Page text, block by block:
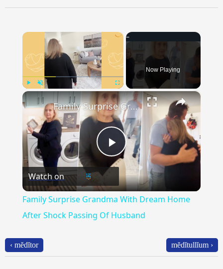
×
Fullscreen
Now Playing
×
Play
Video
Family Surprise Grandma With Dream Home After Shock Passing Of Husband
Watch on
Family Surprise Grandma With Dream Home
After Shock Passing Of Husband
‹ mĕdĭtor mĕdĭtullĭum ›